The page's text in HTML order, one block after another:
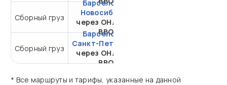
Сборный груз
Барселона -
Новосибирск
через ОНЛ-РКЛ
ВВО
Сборный груз
Барселона -
Санкт-Петербург
через ОНЛ-РКЛ
ВВО
* Все маршруты и тарифы, указанные на данной